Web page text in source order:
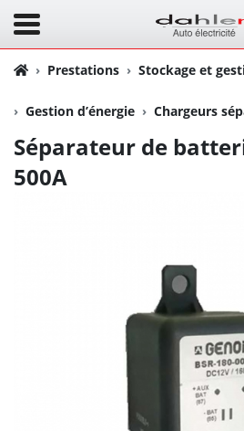
Prestations Stockage et
Gestion d’énergie Chargeurs
Séparateur de
500A